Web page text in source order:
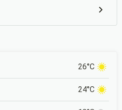
26°C
24°C